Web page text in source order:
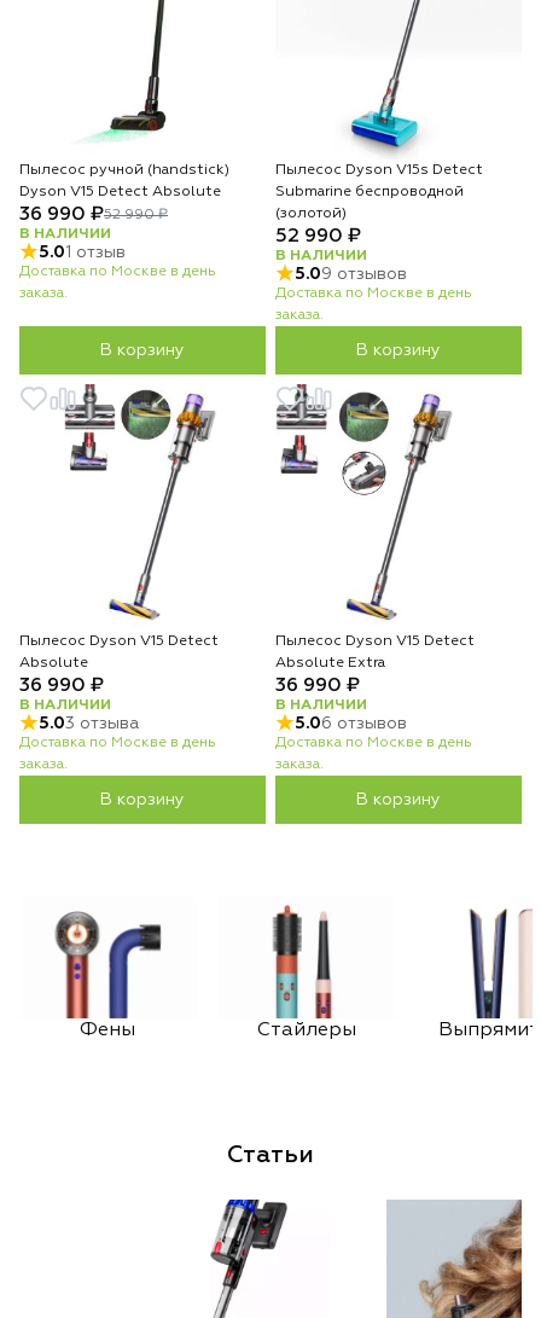
Пылесос ручной (handstick)
Dyson V15 Detect Absolute
36 990 ₽52 990 ₽
В НАЛИЧИИ
5.01 отзыв
Доставка по Москве в день
заказа.
В корзину
Пылесос Dyson V15s Detect
Submarine беспроводной
(золотой)
52 990 ₽
В НАЛИЧИИ
5.09 отзывов
Доставка по Москве в день
заказа.
В корзину
Пылесос Dyson V15 Detect
Absolute
36 990 ₽
В НАЛИЧИИ
5.03 отзыва
Доставка по Москве в день
заказа.
В корзину
Пылесос Dyson V15 Detect
Absolute Extra
36 990 ₽
В НАЛИЧИИ
5.06 отзывов
Доставка по Москве в день
заказа.
В корзину
Фены Стайлеры
Статьи